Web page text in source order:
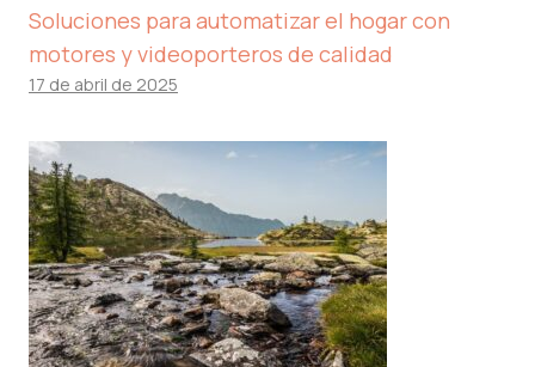
Soluciones para automatizar el hogar con
motores y videoporteros de calidad
17 de abril de 2025